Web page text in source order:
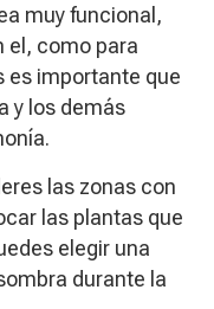
muy funcional,
el, como para
es importante que
y los demás
las zonas con
las plantas que
elegir una
durante la